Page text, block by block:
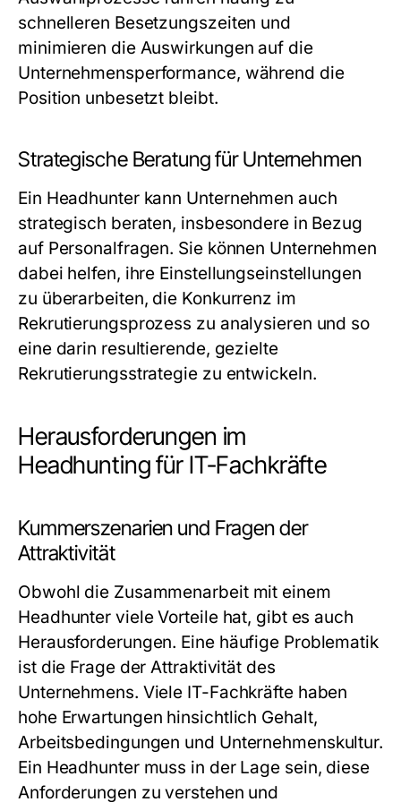
schnelleren Besetzungszeiten und
minimieren die Auswirkungen auf die
Unternehmensperformance, während die
Position unbesetzt bleibt.
Strategische Beratung für Unternehmen
Ein Headhunter kann Unternehmen auch
strategisch beraten, insbesondere in Bezug
auf Personalfragen. Sie können Unternehmen
dabei helfen, ihre Einstellungseinstellungen
zu überarbeiten, die Konkurrenz im
Rekrutierungsprozess zu analysieren und so
eine darin resultierende, gezielte
Rekrutierungsstrategie zu entwickeln.
Herausforderungen im
Headhunting für IT-Fachkräfte
Kummerszenarien und Fragen der
Attraktivität
Obwohl die Zusammenarbeit mit einem
Headhunter viele Vorteile hat, gibt es auch
Herausforderungen. Eine häufige Problematik
ist die Frage der Attraktivität des
Unternehmens. Viele IT-Fachkräfte haben
hohe Erwartungen hinsichtlich Gehalt,
Arbeitsbedingungen und Unternehmenskultur.
Ein Headhunter muss in der Lage sein, diese
Anforderungen zu verstehen und